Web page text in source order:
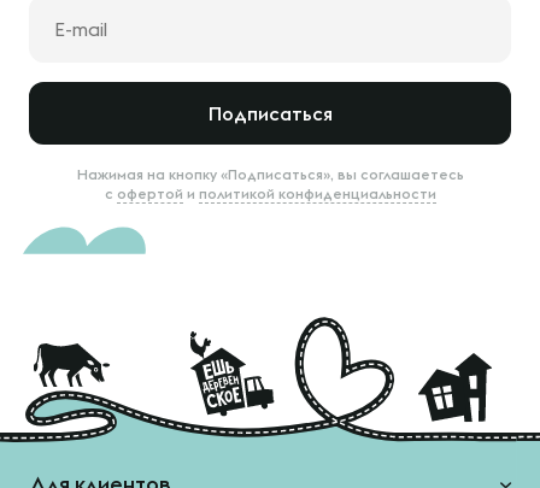
Подписаться
Нажимая на кнопку «Подписаться», вы соглашаетесь
с офертой и политикой конфиденциальности